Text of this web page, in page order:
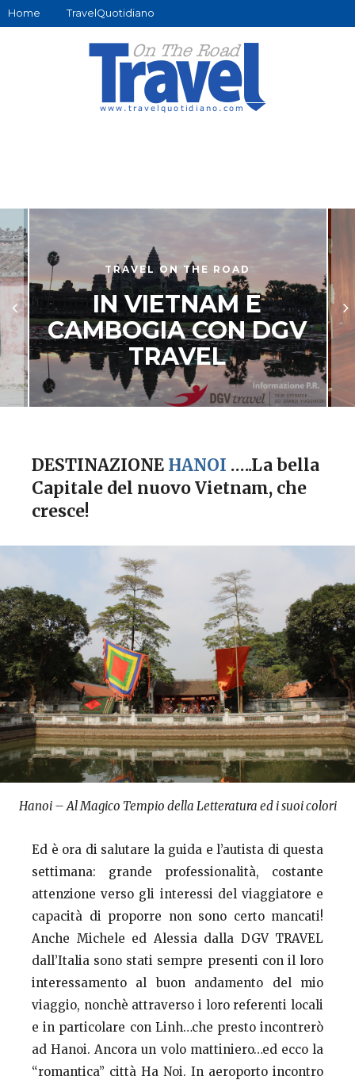
Home TravelQuotidiano
TRAVEL ON THE ROAD
IN VIETNAM E
CAMBOGIA CON DGV
TRAVEL
DESTINAZIONE HANOI …..La bella
Capitale del nuovo Vietnam, che
cresce!
Hanoi – Al Magico Tempio della Letteratura ed i suoi colori
Ed è ora di salutare la guida e l’autista di questa
settimana: grande professionalità, costante
attenzione verso gli interessi del viaggiatore e
capacità di proporre non sono certo mancati!
Anche Michele ed Alessia dalla DGV TRAVEL
dall’Italia sono stati sempre presenti con il loro
interessamento al buon andamento del mio
viaggio, nonchè attraverso i loro referenti locali
e in particolare con Linh…che presto incontrerò
ad Hanoi. Ancora un volo mattiniero…ed ecco la
“romantica” città Ha Noi. In aeroporto incontro